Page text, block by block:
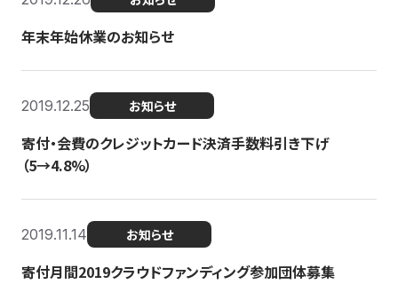
年末年始休業のお知らせ
2019.12.25 お知らせ
寄付・会費のクレジットカード決済手数料引き下げ
（5→4.8%）
2019.11.14 お知らせ
寄付月間2019クラウドファンディング参加団体募集